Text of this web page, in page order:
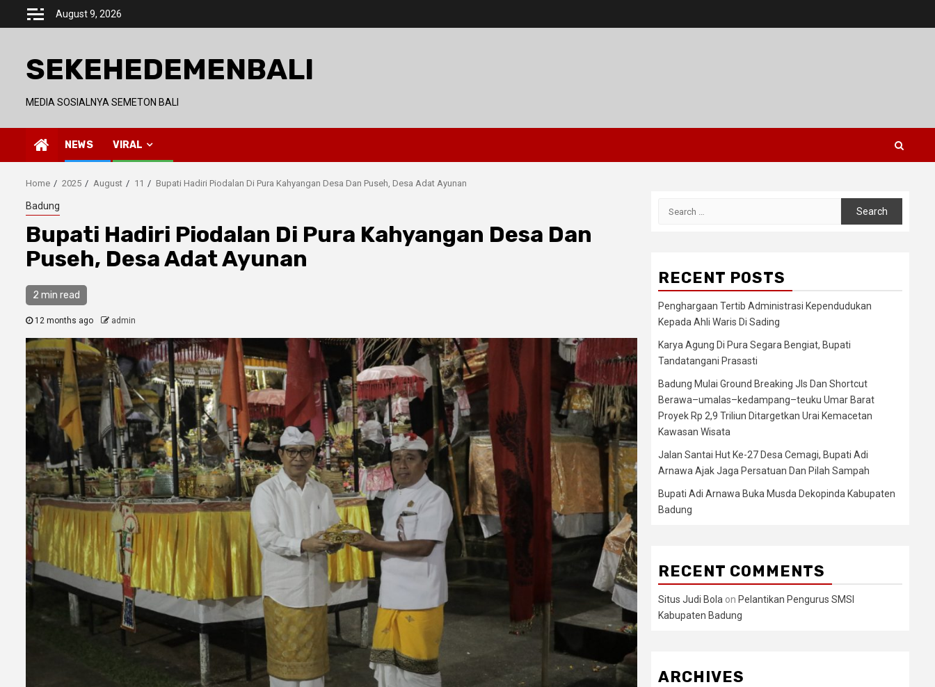
August 9, 2026
SEKEHEDEMENBALI
MEDIA SOSIALNYA SEMETON BALI
NEWS VIRAL
Home 2025 August 11 Bupati Hadiri Piodalan Di Pura Kahyangan Desa Dan Puseh, Desa Adat Ayunan
Badung
Bupati Hadiri Piodalan Di Pura Kahyangan Desa Dan
Puseh, Desa Adat Ayunan
2 min read
12 months ago admin
RECENT POSTS
Penghargaan Tertib Administrasi Kependudukan
Kepada Ahli Waris Di Sading
Karya Agung Di Pura Segara Bengiat, Bupati
Tandatangani Prasasti
Badung Mulai Ground Breaking Jls Dan Shortcut
Berawa–umalas–kedampang–teuku Umar Barat
Proyek Rp 2,9 Triliun Ditargetkan Urai Kemacetan
Kawasan Wisata
Jalan Santai Hut Ke-27 Desa Cemagi, Bupati Adi
Arnawa Ajak Jaga Persatuan Dan Pilah Sampah
Bupati Adi Arnawa Buka Musda Dekopinda Kabupaten
Badung
RECENT COMMENTS
Situs Judi Bola on Pelantikan Pengurus SMSI
Kabupaten Badung
ARCHIVES